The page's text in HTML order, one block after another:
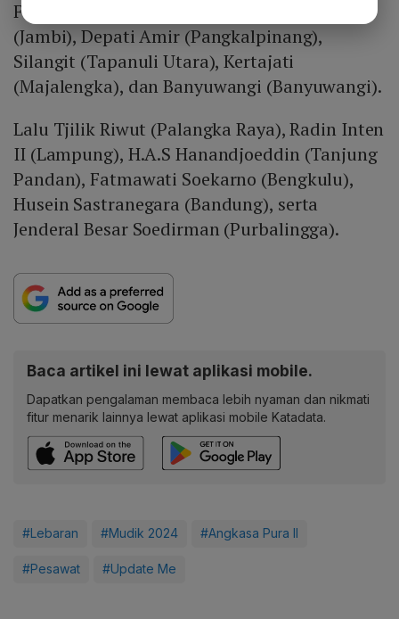
Fisabilillah (Tanjungpinang), Sultan Thaha
(Jambi), Depati Amir (Pangkalpinang),
Silangit (Tapanuli Utara), Kertajati
(Majalengka), dan Banyuwangi (Banyuwangi).
Lalu Tjilik Riwut (Palangka Raya), Radin Inten
II (Lampung), H.A.S Hanandjoeddin (Tanjung
Pandan), Fatmawati Soekarno (Bengkulu),
Husein Sastranegara (Bandung), serta
Jenderal Besar Soedirman (Purbalingga).
Baca artikel ini lewat aplikasi mobile.
Dapatkan pengalaman membaca lebih nyaman dan nikmati
fitur menarik lainnya lewat aplikasi mobile Katadata.
#Lebaran #Mudik 2024 #Angkasa Pura II
#Pesawat #Update Me